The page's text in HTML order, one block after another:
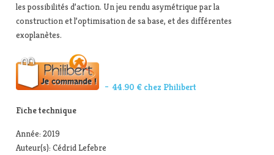
les possibilités d’action. Un jeu rendu asymétrique par la
construction et l’optimisation de sa base, et des différentes
exoplanètes.
– 44.90 € chez Philibert
Fiche technique
Année: 2019
Auteur(s): Cédrid Lefebre